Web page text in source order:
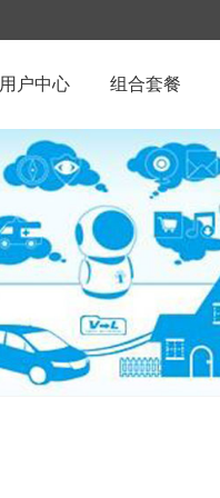
用户中心 组合套餐